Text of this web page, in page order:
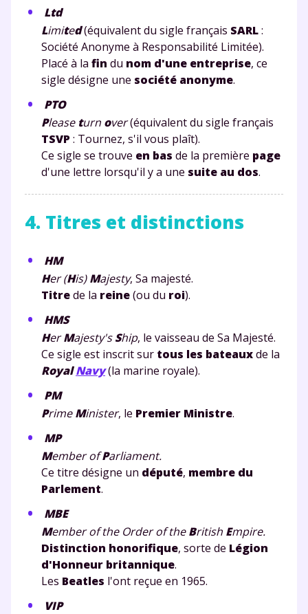
Ltd
Limited(équivalent du sigle français SARL:
Société Anonyme à Responsabilité Limitée).
Placé à la fin du nom d'une entreprise, ce
sigle désigne une société anonyme.
PTO
Please turn over(équivalent du sigle français
TSVP : Tournez, s'il vous plaît).
Ce sigle se trouve en bas de la première page
d'une lettre lorsqu'il y a une suite au dos.
4. Titres et distinctions
HM
Her (His)Majesty, Sa majesté.
Titrede la reine(ou du roi).
HMS
HerMajesty'sShip, le vaisseau de Sa Majesté.
Ce sigle est inscrit sur tous les bateauxde la
RoyalNavy(la marine royale).
PM
PrimeMinister, le Premier Ministre.
MP
Member ofParliament.
Ce titre désigne un député, membre du
Parlement.
MBE
Member of the Order of theBritish Empire.
Distinction honorifique, sorte de Légion
d'Honneur britannique.
Les Beatles l'ont reçue en 1965.
VIP